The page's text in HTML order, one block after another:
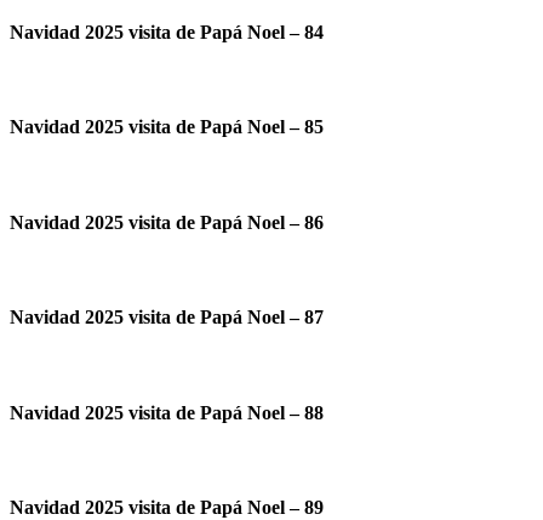
Navidad 2025 visita de Papá Noel – 84
Navidad 2025 visita de Papá Noel – 85
Navidad 2025 visita de Papá Noel – 86
Navidad 2025 visita de Papá Noel – 87
Navidad 2025 visita de Papá Noel – 88
Navidad 2025 visita de Papá Noel – 89